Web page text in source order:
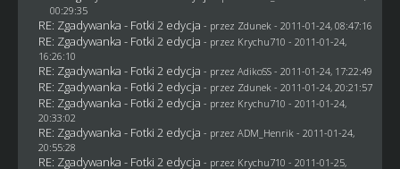
00:29:35
RE: Zgadywanka - Fotki 2 edycja - przez Zdunek - 2011-01-24, 08:47:16
RE: Zgadywanka - Fotki 2 edycja - przez Krychu710 - 2011-01-24,
16:26:10
RE: Zgadywanka - Fotki 2 edycja - przez AdikoSS - 2011-01-24, 17:22:49
RE: Zgadywanka - Fotki 2 edycja - przez Zdunek - 2011-01-24, 20:21:57
RE: Zgadywanka - Fotki 2 edycja - przez Krychu710 - 2011-01-24,
20:33:02
RE: Zgadywanka - Fotki 2 edycja - przez ADM_Henrik - 2011-01-24,
20:55:28
RE: Zgadywanka - Fotki 2 edycja - przez Krychu710 - 2011-01-25,